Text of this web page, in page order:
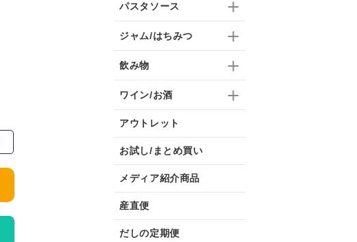
パスタソース
ジャム/はちみつ
飲み物
ワイン/お酒
アウトレット
お試し/まとめ買い
メディア紹介商品
産直便
だしの定期便